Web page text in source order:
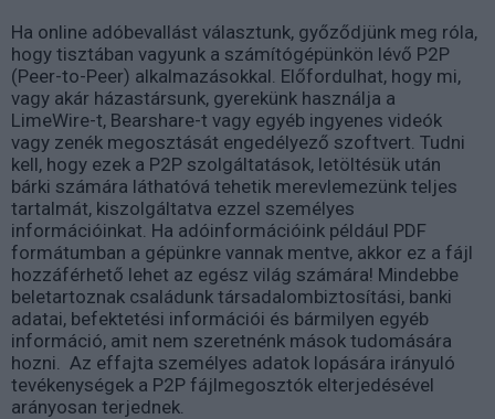
Ha online adóbevallást választunk, győződjünk meg róla,
hogy tisztában vagyunk a számítógépünkön lévő P2P
(Peer-to-Peer) alkalmazásokkal. Előfordulhat, hogy mi,
vagy akár házastársunk, gyerekünk használja a
LimeWire-t, Bearshare-t vagy egyéb ingyenes videók
vagy zenék megosztását engedélyező szoftvert. Tudni
kell, hogy ezek a P2P szolgáltatások, letöltésük után
bárki számára láthatóvá tehetik merevlemezünk teljes
tartalmát, kiszolgáltatva ezzel személyes
információinkat. Ha adóinformációink például PDF
formátumban a gépünkre vannak mentve, akkor ez a fájl
hozzáférhető lehet az egész világ számára! Mindebbe
beletartoznak családunk társadalombiztosítási, banki
adatai, befektetési információi és bármilyen egyéb
információ, amit nem szeretnénk mások tudomására
hozni. Az effajta személyes adatok lopására irányuló
tevékenységek a P2P fájlmegosztók elterjedésével
arányosan terjednek.